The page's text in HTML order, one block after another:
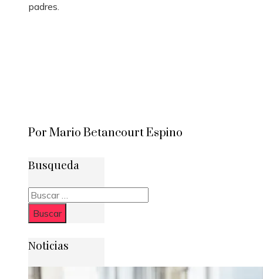
padres.
Por Mario Betancourt Espino
Busqueda
Buscar:
Noticias